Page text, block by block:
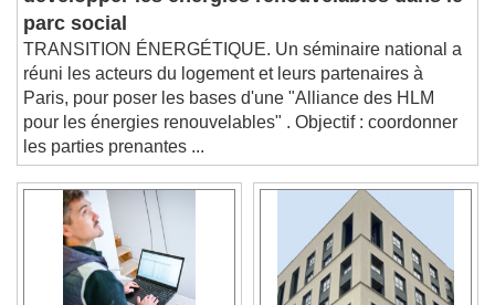
Picture-in-Picture
This is a modal window.
Beginning of dialog window. Escape will cancel
and close the window.
Text
Text Background
Color
Caption Area Background
développer les énergies renouvelables dans le
parc social
TRANSITION ÉNERGÉTIQUE. Un séminaire national a
réuni les acteurs du logement et leurs partenaires à
Paris, pour poser les bases d'une "Alliance des HLM
pour les énergies renouvelables" . Objectif : coordonner
les parties prenantes ...